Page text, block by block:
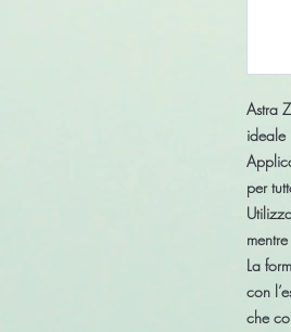
Astra
ideale
per
La
con
che